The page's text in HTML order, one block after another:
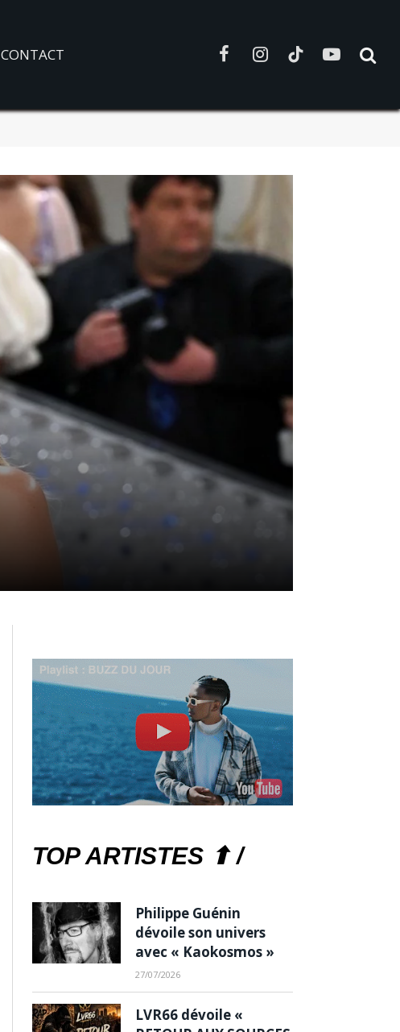
CONTACT FacebookInstagramTikTokYouTube
TOP ARTISTES ⬆ /
Philippe Guénin
dévoile son univers
avec « Kaokosmos »
27/07/2026
LVR66 dévoile «